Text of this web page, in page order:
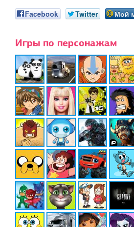
Facebook Twitter Мой
Игры по персонажам